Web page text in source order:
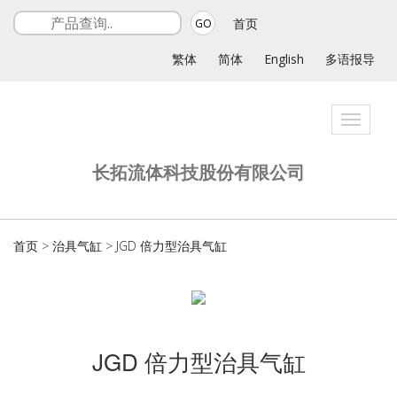
GO 首页
繁体 简体 English 多语报导
Toggle
长拓流体科技股份有限公司
首页 > 治具气缸 > JGD 倍力型治具气缸
JGD 倍力型治具气缸